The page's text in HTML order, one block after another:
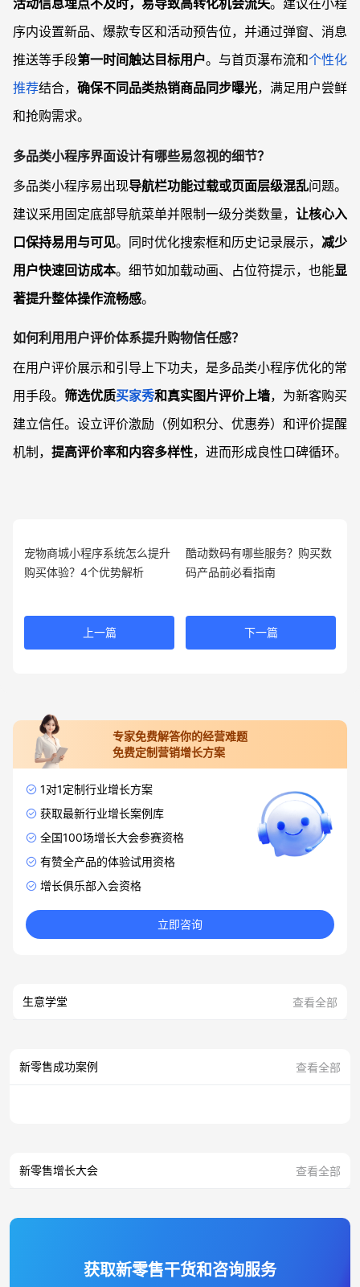
活动信息埋点不及时，易导致高转化机会流失。建议在小程
序内设置新品、爆款专区和活动预告位，并通过弹窗、消息
推送等手段第一时间触达目标用户。与首页瀑布流和个性化
推荐结合， 确保不同品类热销商品同步曝光，满足用户尝鲜
和抢购需求。
多品类小程序界面设计有哪些易忽视的细节？
多品类小程序易出现导航栏功能过载或页面层级混乱问题。
建议采用固定底部导航菜单并限制一级分类数量， 让核心入
口保持易用与可见。同时优化搜索框和历史记录展示， 减少
用户快速回访成本。细节如加载动画、占位符提示，也能显
著提升整体操作流畅感。
如何利用用户评价体系提升购物信任感？
在用户评价展示和引导上下功夫，是多品类小程序优化的常
用手段。 筛选优质买家秀和真实图片评价上墙，为新客购买
建立信任。设立评价激励（例如积分、优惠券）和评价提醒
机制， 提高评价率和内容多样性，进而形成良性口碑循环。
宠物商城小程序系统怎么提升
购买体验？4个优势解析
上一篇
酷动数码有哪些服务？购买数
码产品前必看指南
下一篇
专家免费解答你的经营难题
免费定制营销增长方案
1对1定制行业增长方案
获取最新行业增长案例库
全国100场增长大会参赛资格
有赞全产品的体验试用资格
增长俱乐部入会资格
立即咨询
生意学堂 查看全部
新零售成功案例 查看全部
新零售增长大会 查看全部
获取新零售干货和咨询服务